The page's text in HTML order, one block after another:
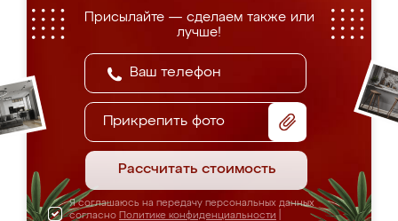
Присылайте — сделаем также или
лучше!
Прикрепить фото
Рассчитать стоимость
Я соглашаюсь на передачу персональных данных
согласно Политике конфиденциальности